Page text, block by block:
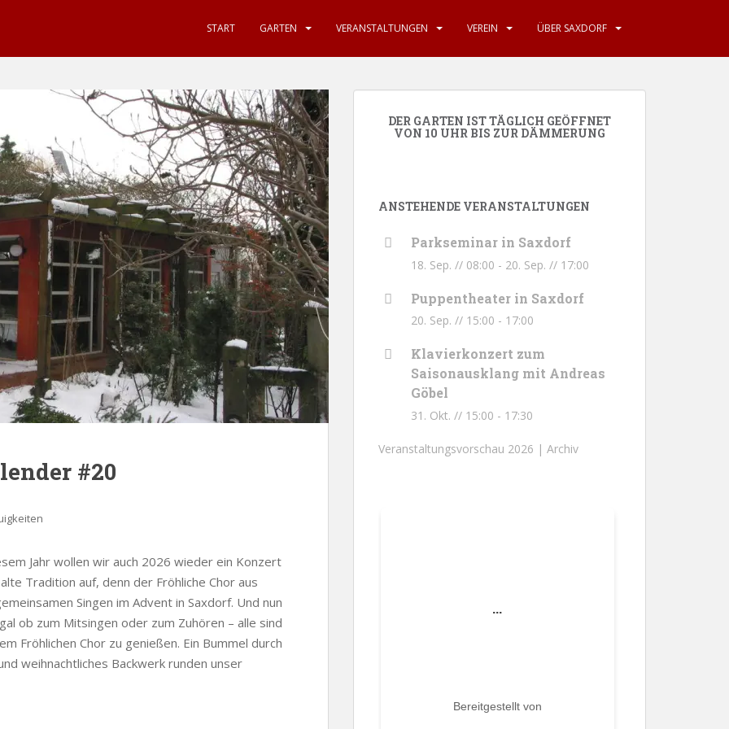
START GARTEN VERANSTALTUNGEN VEREIN ÜBER SAXDORF
#20
Jahr wollen wir auch 2026 wieder ein Konzert
Tradition auf, denn der Fröhliche Chor aus
Singen im Advent in Saxdorf. Und nun
ob zum Mitsingen oder zum Zuhören – alle sind
Fröhlichen Chor zu genießen. Ein Bummel durch
weihnachtliches Backwerk runden unser
DER GARTEN IST TÄGLICH GEÖFFNET
VON 10 UHR BIS ZUR DÄMMERUNG
ANSTEHENDE VERANSTALTUNGEN
Parkseminar in Saxdorf
18. Sep. // 08:00 - 20. Sep. // 17:00
Puppentheater in Saxdorf
20. Sep. // 15:00 - 17:00
Klavierkonzert zum
Saisonausklang mit Andreas
Göbel
31. Okt. // 15:00 - 17:30
Veranstaltungsvorschau 2026 | Archiv